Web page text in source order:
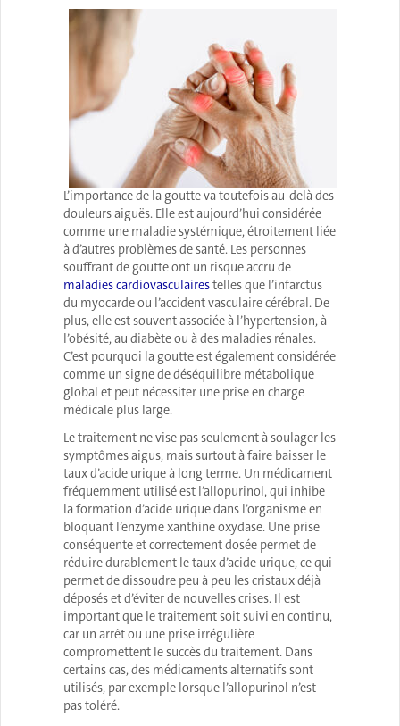
L’importance de la goutte va toutefois au-delà des
douleurs aiguës. Elle est aujourd’hui considérée
comme une maladie systémique, étroitement liée
à d’autres problèmes de santé. Les personnes
souffrant de goutte ont un risque accru de
maladies cardiovasculairestelles que l’infarctus
du myocarde ou l’accident vasculaire cérébral. De
plus, elle est souvent associée à l’hypertension, à
l’obésité, au diabète ou à des maladies rénales.
C’est pourquoi la goutte est également considérée
comme un signe de déséquilibre métabolique
global et peut nécessiter une prise en charge
médicale plus large.
Le traitement ne vise pas seulement à soulager les
symptômes aigus, mais surtout à faire baisser le
taux d’acide urique à long terme. Un médicament
fréquemment utilisé est l’allopurinol, qui inhibe
la formation d’acide urique dans l’organisme en
bloquant l’enzyme xanthine oxydase. Une prise
conséquente et correctement dosée permet de
réduire durablement le taux d’acide urique, ce qui
permet de dissoudre peu à peu les cristaux déjà
déposés et d’éviter de nouvelles crises. Il est
important que le traitement soit suivi en continu,
car un arrêt ou une prise irrégulière
compromettent le succès du traitement. Dans
certains cas, des médicaments alternatifs sont
utilisés, par exemple lorsque l’allopurinol n’est
pas toléré.